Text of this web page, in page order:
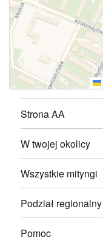
Strona AA
W twojej okolicy
Wszystkie mityngi
Podział regionalny
Pomoc